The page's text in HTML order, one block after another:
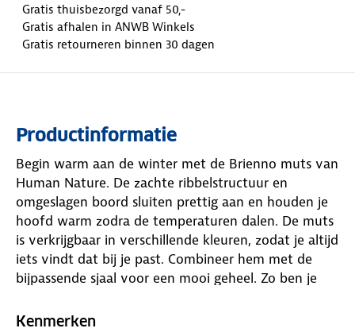
Gratis thuisbezorgd vanaf 50,-
Gratis afhalen in ANWB Winkels
Gratis retourneren binnen 30 dagen
Productinformatie
Begin warm aan de winter met de Brienno muts van
Human Nature. De zachte ribbelstructuur en
omgeslagen boord sluiten prettig aan en houden je
hoofd warm zodra de temperaturen dalen. De muts
is verkrijgbaar in verschillende kleuren, zodat je altijd
iets vindt dat bij je past. Combineer hem met de
bijpassende sjaal voor een mooi geheel. Zo ben je
Kenmerken